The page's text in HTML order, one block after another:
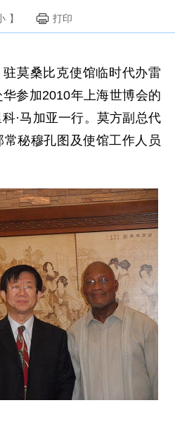
】 打印
莫桑比克使馆临时代办雷
参加2010年上海世博会的
·马加亚一行。莫方副总代
秘穆孔图及使馆工作人员